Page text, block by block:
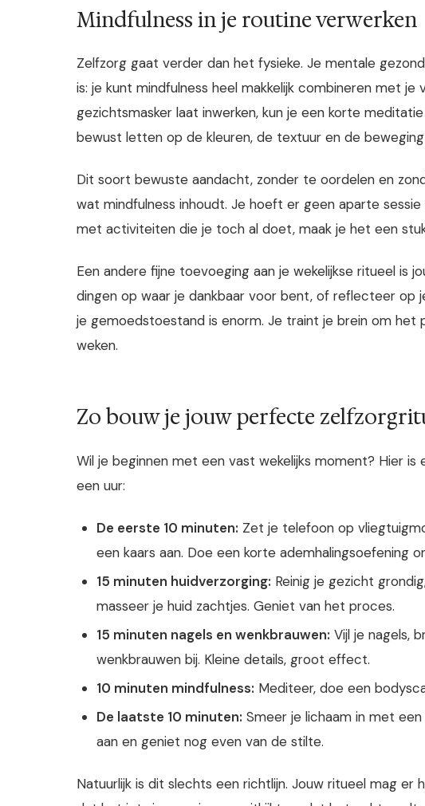
Mindfulness in je routine verwerken
Zelfzorg gaat verder dan het fysieke. Je mentale
is: je kunt mindfulness heel makkelijk combineren met je
gezichtsmasker laat inwerken, kun je een korte
bewust letten op de kleuren, de textuur en de
Dit soort bewuste aandacht, zonder te oordelen en
wat mindfulness inhoudt. Je hoeft er geen aparte
met activiteiten die je toch al doet, maak je het een
Een andere fijne toevoeging aan je wekelijkse ritueel is
dingen op waar je dankbaar voor bent, of reflecteer op
je gemoedstoestand is enorm. Je traint je brein om het
weken.
Zo bouw je jouw perfecte
Wil je beginnen met een vast wekelijks moment? Hier
een uur:
De eerste 10 minuten: Zet je telefoon op
een kaars aan. Doe een korte ademhalingsoefening
15 minuten huidverzorging: Reinig je gezicht
masseer je huid zachtjes. Geniet van het proces.
15 minuten nagels en wenkbrauwen: Vijl je nagels,
wenkbrauwen bij. Kleine details, groot effect.
10 minuten mindfulness: Mediteer, doe een
De laatste 10 minuten: Smeer je lichaam in met
aan en geniet nog even van de stilte.
Natuurlijk is dit slechts een richtlijn. Jouw ritueel mag er